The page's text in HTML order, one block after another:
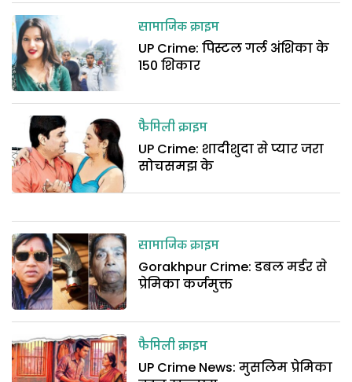
सामाजिक क्राइम
UP Crime: पिस्टल गर्ल अंशिका के
150 शिकार
फैमिली क्राइम
UP Crime: शादीशुदा से प्यार जरा
सोचसमझ के
सामाजिक क्राइम
Gorakhpur Crime: डबल मर्डर से
प्रेमिका कर्जमुक्त
फैमिली क्राइम
UP Crime News: मुसलिम प्रेमिका